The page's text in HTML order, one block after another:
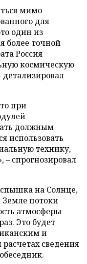
мимо
для
один из
более точной
Россия
космическую
детализировал
при
должным
использовать
технику,
спрогнозировал
на Солнце,
потоки
атмосферы
Это будет
и
сведения